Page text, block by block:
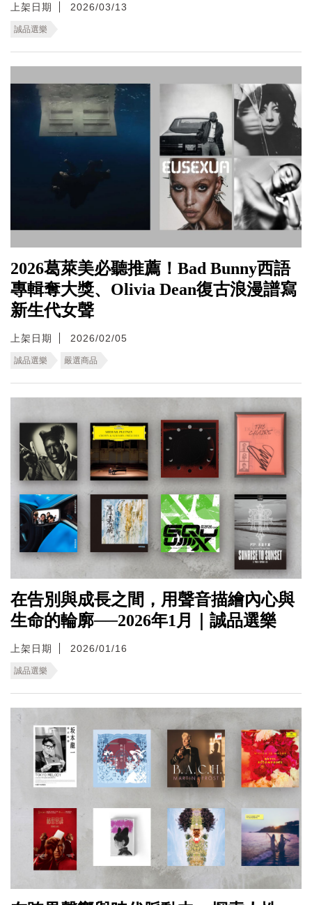
上架日期 2026/03/13
誠品選樂
2026葛萊美必聽推薦！Bad Bunny西語
專輯奪大獎、Olivia Dean復古浪漫譜寫
新生代女聲
上架日期 2026/02/05
誠品選樂 嚴選商品
在告別與成長之間，用聲音描繪內心與
生命的輪廓──2026年1月｜誠品選樂
上架日期 2026/01/16
誠品選樂